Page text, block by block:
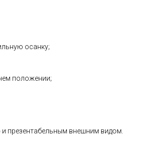
осанку;
положении;
презентабельным внешним видом.